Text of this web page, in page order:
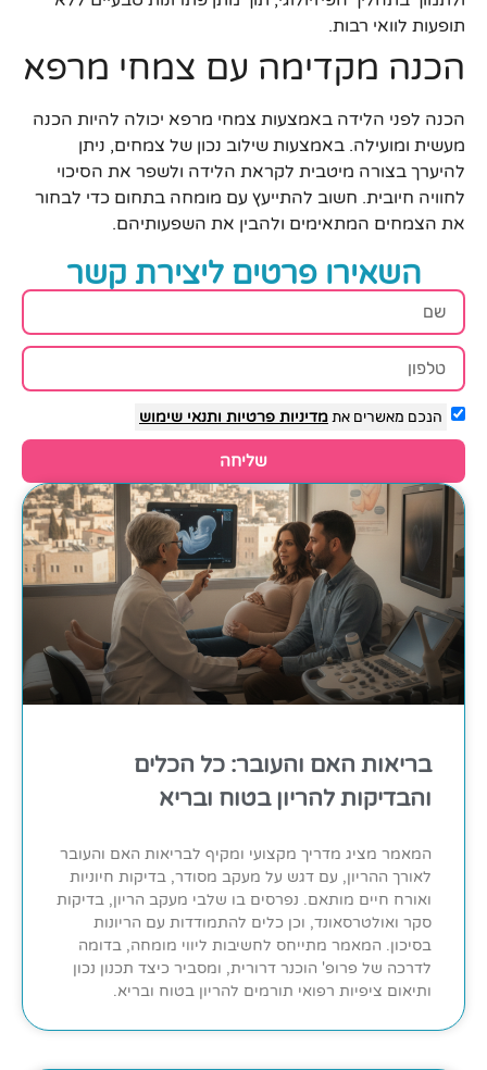
תופעות לוואי רבות.
הכנה מקדימה עם צמחי מרפא
הכנה לפני הלידה באמצעות צמחי מרפא יכולה להיות הכנה
מעשית ומועילה. באמצעות שילוב נכון של צמחים, ניתן
להיערך בצורה מיטבית לקראת הלידה ולשפר את הסיכוי
לחוויה חיובית. חשוב להתייעץ עם מומחה בתחום כדי לבחור
את הצמחים המתאימים ולהבין את השפעותיהם.
השאירו פרטים ליצירת קשר
הנכם מאשרים אתמדיניות פרטיות ותנאי שימוש
שליחה
בריאות האם והעובר: כל הכלים
והבדיקות להריון בטוח ובריא
המאמר מציג מדריך מקצועי ומקיף לבריאות האם והעובר
לאורך ההריון, עם דגש על מעקב מסודר, בדיקות חיוניות
ואורח חיים מותאם. נפרסים בו שלבי מעקב הריון, בדיקות
סקר ואולטרסאונד, וכן כלים להתמודדות עם הריונות
בסיכון. המאמר מתייחס לחשיבות ליווי מומחה, בדומה
לדרכה של פרופ' הוכנר דרורית, ומסביר כיצד תכנון נכון
ותיאום ציפיות רפואי תורמים להריון בטוח ובריא.